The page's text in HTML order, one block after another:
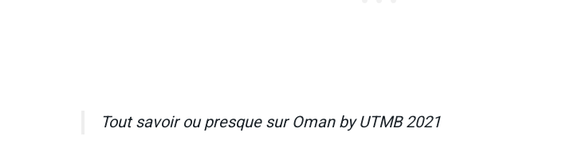
Tout savoir ou presque sur Oman by UTMB 2021